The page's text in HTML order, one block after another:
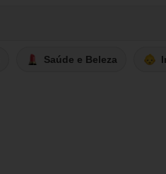
Saúde e Beleza